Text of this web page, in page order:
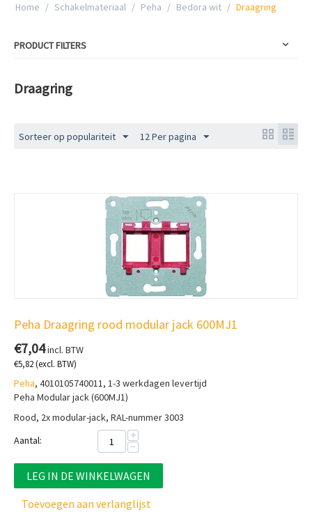
Home / Schakelmateriaal / Peha / Bedora wit / Draagring
PRODUCT FILTERS
Draagring
Sorteer op populariteit 12 Per pagina
Peha Draagring rood modular jack 600MJ1
€7,04incl. BTW
€5,82(excl. BTW)
Peha, 4010105740011, 1-3 werkdagen levertijd
Peha Modular jack (600MJ1)
Rood, 2x modular-jack, RAL-nummer 3003
Aantal:
+
−
LEG IN DE WINKELWAGEN
Toevoegen aan verlanglijst